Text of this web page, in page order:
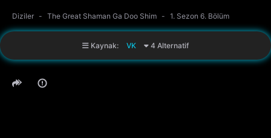
Diziler The Great Shaman Ga Doo Shim 1. Sezon 6. Bölüm
Kaynak: VK 4 Alternatif